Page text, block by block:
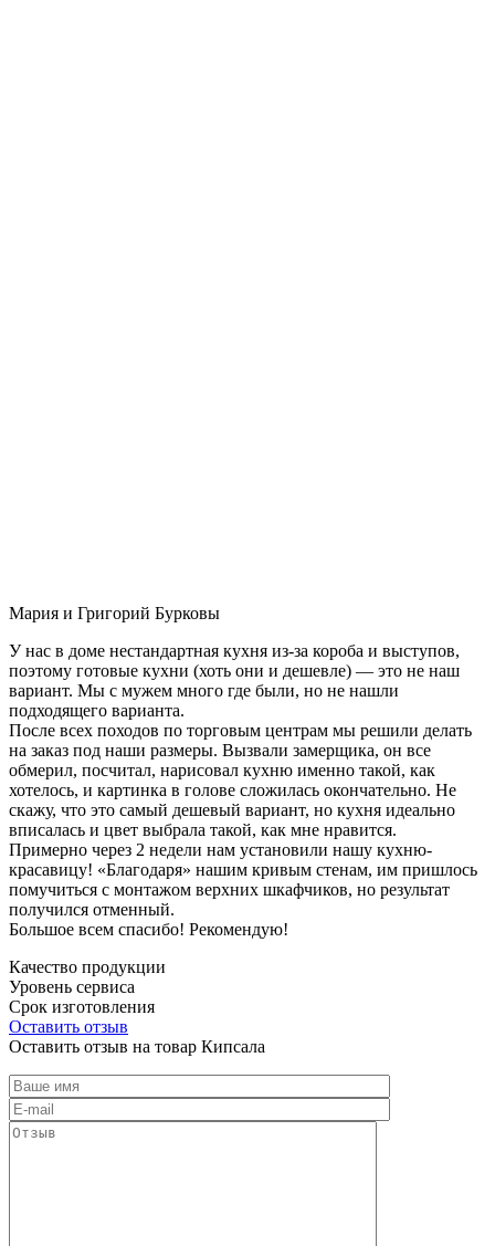
Мария и Григорий Бурковы
У нас в доме нестандартная кухня из-за короба и выступов,
поэтому готовые кухни (хоть они и дешевле) — это не наш
вариант. Мы с мужем много где были, но не нашли
подходящего варианта.
После всех походов по торговым центрам мы решили делать
на заказ под наши размеры. Вызвали замерщика, он все
обмерил, посчитал, нарисовал кухню именно такой, как
хотелось, и картинка в голове сложилась окончательно. Не
скажу, что это самый дешевый вариант, но кухня идеально
вписалась и цвет выбрала такой, как мне нравится.
Примерно через 2 недели нам установили нашу кухню-
красавицу! «Благодаря» нашим кривым стенам, им пришлось
помучиться с монтажом верхних шкафчиков, но результат
получился отменный.
Большое всем спасибо! Рекомендую!
Качество продукции
Уровень сервиса
Срок изготовления
Оставить отзыв
Оставить отзыв на товар Кипсала